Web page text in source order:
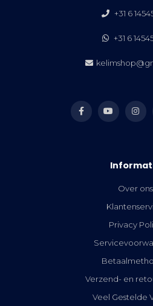
+31 6
+31 6
Over ons
Privacy
Verzend- en
Veel Gestelde